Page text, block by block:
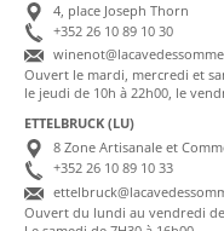
4, place Joseph Thorn
+352 26 10 89 10 30
Ouvert le mardi, mercredi et
le jeudi de 10h à 22h00, le
ETTELBRUCK (LU)
8 Zone Artisanale et
+352 26 10 89 10 33
Ouvert du lundi au vendredi